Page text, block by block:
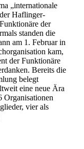
„internationale
Haflinger-
der
standen die
am 1. Februar in
kam,
der Funktionäre
Bereits die
belegt
eine neue Ära
Organisationen
vier als